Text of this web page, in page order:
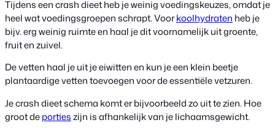
Tijdens een crash dieet heb je weinig voedingskeuzes, omdat je
heel wat voedingsgroepen schrapt. Voorkoolhydraten heb je
bijv. erg weinig ruimte en haal je dit voornamelijk uit groente,
fruit en zuivel.
De vetten haal je uit je eiwitten en kun je een klein beetje
plantaardige vetten toevoegen voor de essentiële vetzuren.
Je crash dieet schema komt er bijvoorbeeld zo uit te zien. Hoe
groot deportieszijn is afhankelijk van je lichaamsgewicht.